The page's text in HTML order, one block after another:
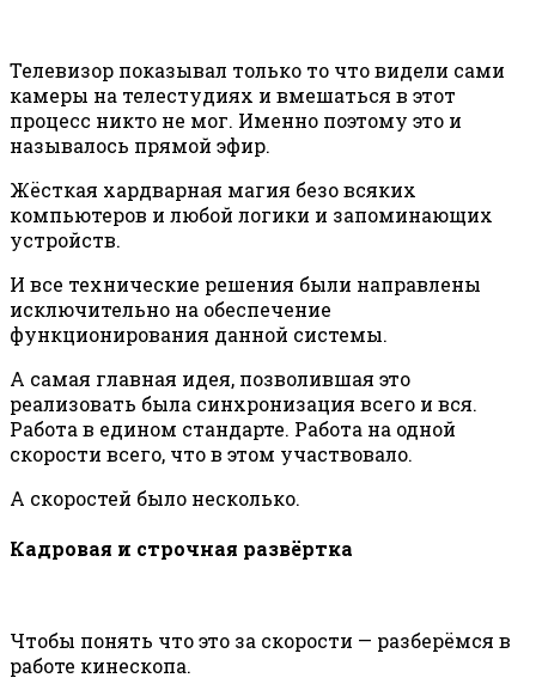
Телевизор показывал только то что видели сами
камеры на телестудиях и вмешаться в этот
процесс никто не мог. Именно поэтому это и
называлось прямой эфир.
Жёсткая хардварная магия безо всяких
компьютеров и любой логики и запоминающих
устройств.
И все технические решения были направлены
исключительно на обеспечение
функционирования данной системы.
А самая главная идея, позволившая это
реализовать была синхронизация всего и вся.
Работа в едином стандарте. Работа на одной
скорости всего, что в этом участвовало.
А скоростей было несколько.
Кадровая и строчная развёртка
Чтобы понять что это за скорости — разберёмся в
работе кинескопа.